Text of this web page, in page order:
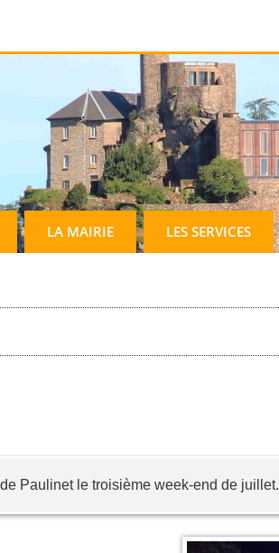
LA MAIRIE LES SERVICES
Paulinet le troisième week-end de juillet.